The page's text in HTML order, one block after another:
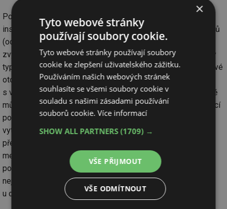
Pokud je výkonová rezerva nižší, je nutné zvýšení
instalovaného výkonu radiátoru. U nejběžnějších typů radiátorů
(ocelová otopná tělesa dle DIN 4703 i desková) je možné
zvýšit jmenovitý výkon o 40 až 50 procent přechodem na jiný
typ se stejnou šířkou a výškou. Například výměnou za deskové
otopné těleso typu 22 (2 desky) nebo za typ 33 (3 desky,
s větší hloubkou zástavby). V závislosti na výkonové rezervě
může někdy stačit vyměnit jen některé radiátory (např. obývací
pokoj, dětský pokoj) a stávající radiátory ponechat v méně
vytápěných místnostech (např. ložnice). Nebo v rámci bytu
přemístit stávající radiátory s většími výkony na místo těch s
menšími výkony, nově pořídit radiátor s největším
požadovaným výkonem a vyřadit jen stávající radiátor s
nejnižším výkonem. Taková opatření je možné provést
u cca 40 % budov.
×
Tyto webové stránky
používají soubory cookie.
Tyto webové stránky používají soubory
cookie ke zlepšení uživatelského zážitku.
Používáním našich webových stránek
souhlasíte se všemi soubory cookie v
souladu s našimi zásadami používání
souborů cookie.Více informací
SHOW ALL PARTNERS(1709) →
VŠE PŘIJMOUT
VŠE ODMÍTNOUT